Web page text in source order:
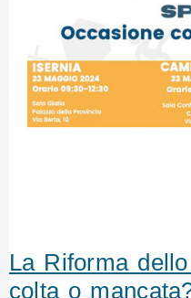
La Riforma
colta o